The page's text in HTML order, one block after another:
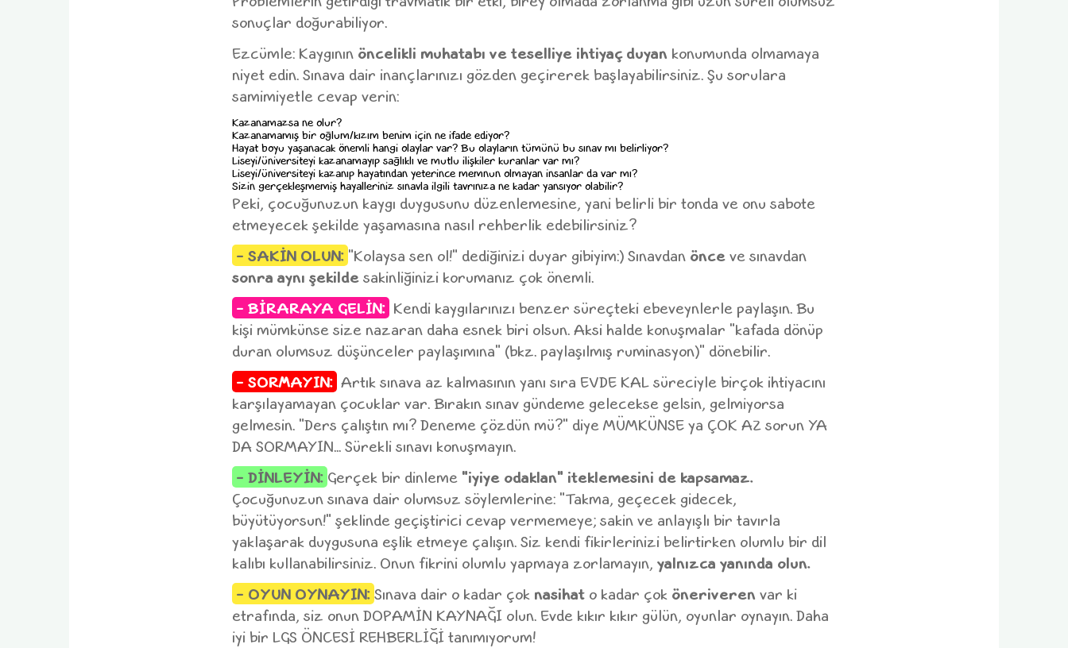
sonuçlar doğurabiliyor.
Ezcümle: Kaygının öncelikli muhatabı veteselliye ihtiyaç duyan konumunda olmamaya
niyet edin. Sınava dair inançlarınızı gözden geçirerek başlayabilirsiniz. Şu sorulara
samimiyetle cevap verin:
Kazanamazsa ne olur?
Kazanamamış bir oğlum/kızım benim için ne ifade ediyor?
Hayat boyu yaşanacak önemli hangi olaylar var? Bu olayların tümünü bu sınav mı belirliyor?
Liseyi/üniversiteyi kazanamayıp sağlıklı ve mutlu ilişkiler kuranlar var mı?
Liseyi/üniversiteyi kazanıp hayatından yeterince memnun olmayan insanlar da var mı?
Sizin gerçekleşmemiş hayalleriniz sınavla ilgili tavrınıza ne kadar yansıyor olabilir?
Peki, çocuğunuzun kaygı duygusunu düzenlemesine, yani belirli bir tonda ve onu sabote
etmeyecek şekilde yaşamasına nasıl rehberlik edebilirsiniz?
- SAKİN OLUN: "Kolaysa sen ol!" dediğinizi duyar gibiyim:) Sınavdan önceve sınavdan
sonra aynı şekildesakinliğinizi korumanız çok önemli.
- BİRARAYA GELİN: Kendi kaygılarınızı benzer süreçteki ebeveynlerle paylaşın. Bu
kişi mümkünse size nazaran daha esnek biri olsun. Aksi halde konuşmalar "kafada dönüp
duran olumsuz düşünceler paylaşımına" (bkz. paylaşılmış ruminasyon)" dönebilir.
- SORMAYIN: Artık sınava az kalmasının yanı sıra EVDE KAL süreciyle birçok ihtiyacını
karşılayamayan çocuklar var. Bırakın sınav gündeme gelecekse gelsin, gelmiyorsa
gelmesin. "Ders çalıştın mı? Deneme çözdün mü?" diye MÜMKÜNSE ya ÇOK AZ sorun YA
DA SORMAYIN... Sürekli sınavı konuşmayın.
- DİNLEYİN: Gerçek bir dinleme "iyiye odaklan" iteklemesini de kapsamaz.
Çocuğunuzun sınava dair olumsuz söylemlerine: "Takma, geçecek gidecek,
büyütüyorsun!" şeklinde geçiştirici cevap vermemeye; sakin ve anlayışlı bir tavırla
yaklaşarak duygusuna eşlik etmeye çalışın. Siz kendi fikirlerinizi belirtirken olumlu bir dil
kalıbı kullanabilirsiniz. Onun fikrini olumlu yapmaya zorlamayın, yalnızca yanında olun.
- OYUN OYNAYIN:Sınava dair o kadar çok nasihat o kadar çok öneriveren var ki
etrafında, siz onun DOPAMİN KAYNAĞI olun. Evde kıkır kıkır gülün, oyunlar oynayın. Daha
iyi bir LGS ÖNCESİ REHBERLİĞİ tanımıyorum!